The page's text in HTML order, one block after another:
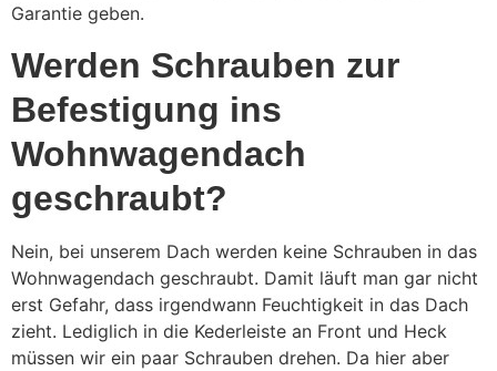
Garantie geben.
Werden Schrauben zur
Befestigung ins
Wohnwagendach
geschraubt?
Nein, bei unserem Dach werden keine Schrauben in das
Wohnwagendach geschraubt. Damit läuft man gar nicht
erst Gefahr, dass irgendwann Feuchtigkeit in das Dach
zieht. Lediglich in die Kederleiste an Front und Heck
müssen wir ein paar Schrauben drehen. Da hier aber